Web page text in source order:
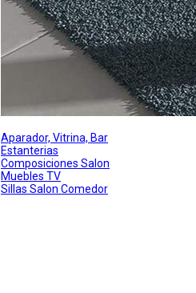
Aparador, Vitrina, Bar
Estanterias
Composiciones Salon
Muebles TV
Sillas Salon Comedor